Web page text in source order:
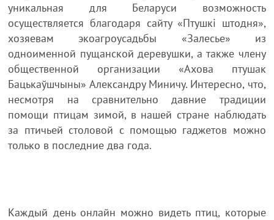
уникальная для Беларуси возможность
осуществляется благодаря сайту «Птушкі штодня»,
хозяевам экоагроусадьбы «Залесье» из
одноименной пущанской деревушки, а также члену
общественной организации «Ахова птушак
Бацькаўшчыны» Александру Миничу. Интересно, что,
несмотря на сравнительно давние традиции
помощи птицам зимой, в нашей стране наблюдать
за птичьей столовой с помощью гаджетов можно
только в последние два года.
Каждый день онлайн можно видеть птиц, которые